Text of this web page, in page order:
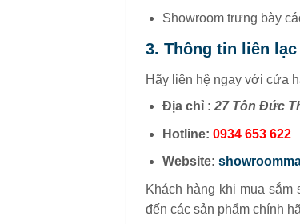
Showroom trưng bày
3. Thông tin liên
Hãy liên hệ ngay với cửa
Địa chỉ : 27 Tôn Đức
Hotline: 0934 653 622
Website:
Khách hàng khi mua
đến các sản phẩm chính